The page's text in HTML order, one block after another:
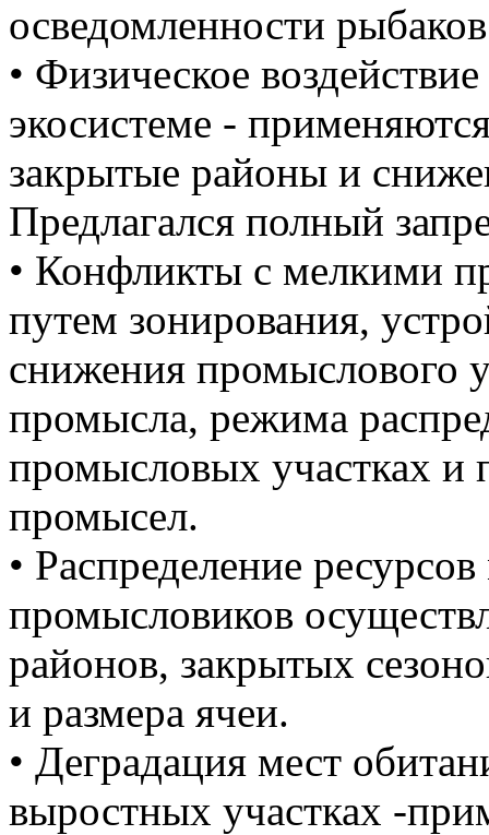
осведомленности
• Физическое
экосистеме -
закрытые районы и
Предлагался полный
• Конфликты с мелкими
путем зонирования,
снижения промыслового
промысла, режима
промысловых участках и
промысел.
• Распределение
промысловиков
районов, закрытых
и размера ячеи.
• Деградация мест
выростных участках -